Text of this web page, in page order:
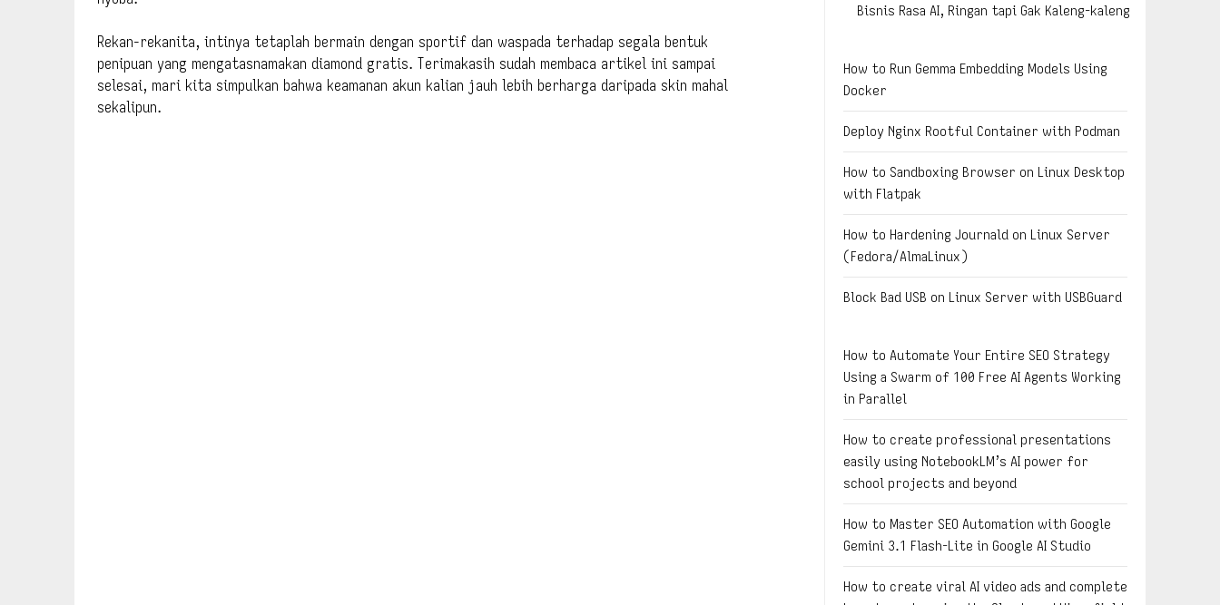
Rekan-rekanita, intinya tetaplah bermain dengan sportif dan waspada terhadap segala bentuk
penipuan yang mengatasnamakan diamond gratis. Terimakasih sudah membaca artikel ini sampai
selesai, mari kita simpulkan bahwa keamanan akun kalian jauh lebih berharga daripada skin mahal
sekalipun.
Bisnis Rasa AI, Ringan tapi Gak Kaleng-kaleng
How to Run Gemma Embedding Models Using
Docker
Deploy Nginx Rootful Container with Podman
How to Sandboxing Browser on Linux Desktop
with Flatpak
How to Hardening Journald on Linux Server
(Fedora/AlmaLinux)
Block Bad USB on Linux Server with USBGuard
How to Automate Your Entire SEO Strategy
Using a Swarm of 100 Free AI Agents Working
in Parallel
How to create professional presentations
easily using NotebookLM’s AI power for
school projects and beyond
How to Master SEO Automation with Google
Gemini 3.1 Flash-Lite in Google AI Studio
How to create viral AI video ads and complete